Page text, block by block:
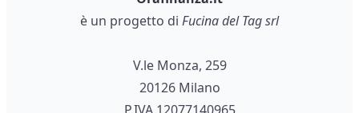
è un progetto di Fucina del Tag srl
V.le Monza, 259
20126 Milano